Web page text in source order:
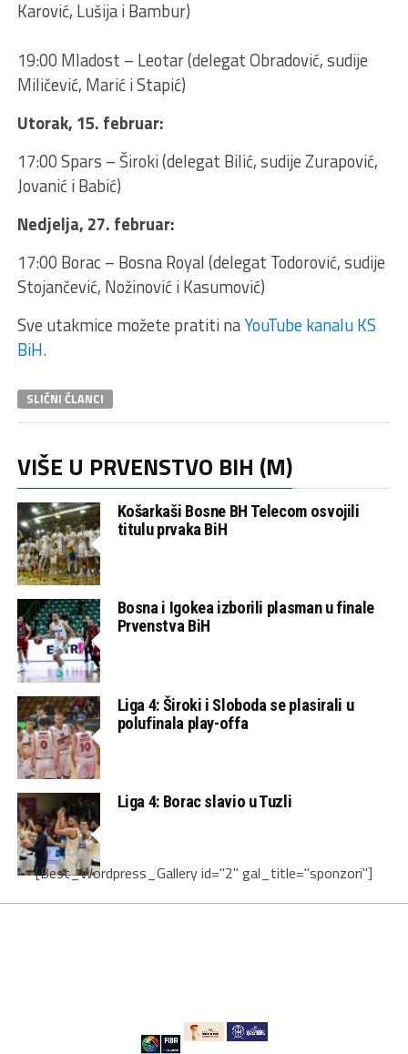
Karović, Lušija i Bambur)
19:00 Mladost – Leotar (delegat Obradović, sudije
Miličević, Marić i Stapić)
Utorak, 15. februar:
17:00 Spars – Široki (delegat Bilić, sudije Zurapović,
Jovanić i Babić)
Nedjelja, 27. februar:
17:00 Borac – Bosna Royal (delegat Todorović, sudije
Stojančević, Nožinović i Kasumović)
Sve utakmice možete pratiti naYouTube kanalu KS
BiH.
SLIČNI ČLANCI
VIŠE U PRVENSTVO BIH (M)
Košarkaši Bosne BH Telecom osvojili
titulu prvaka BiH
Bosna i Igokea izborili plasman u finale
Prvenstva BiH
Liga 4: Široki i Sloboda se plasirali u
polufinala play-offa
Liga 4: Borac slavio u Tuzli
[Best_Wordpress_Gallery id="2" gal_title="sponzori"]